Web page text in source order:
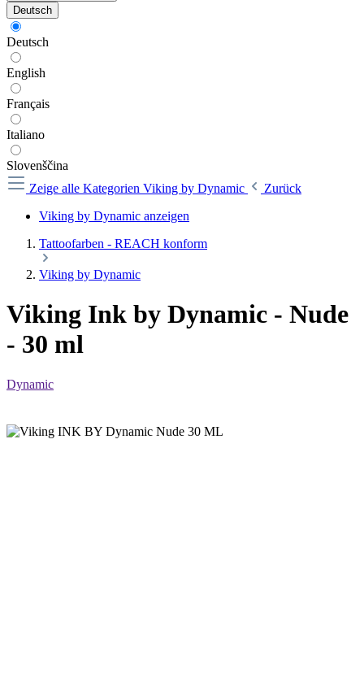
Deutsch
Deutsch
English
Français
Italiano
Slovenščina
Zeige alle Kategorien Viking by Dynamic
Zurück
Viking by Dynamic anzeigen
Tattoofarben - REACH konform
Viking by Dynamic
Viking Ink by Dynamic - Nude
- 30 ml
Dynamic